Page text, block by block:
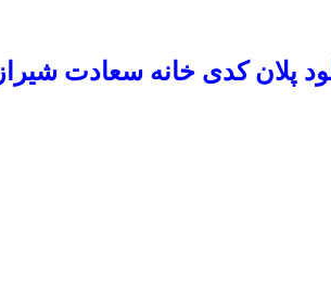
پلان کدی خانه سعادت شیراز